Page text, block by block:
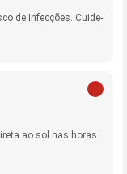
de infecções. Cuide-
ao sol nas horas